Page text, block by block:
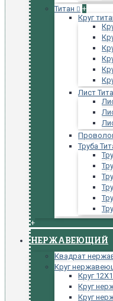
Титан
+
Круг
Лист
Труба
+
НЕРЖАВЕЮЩИЙ
Квадрат
Круг
Круг
Круг
Круг